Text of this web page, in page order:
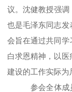
议。沈健教授强调
也是毛泽东同志发
会旨在通过共同
白求恩精神，以
建设的工作实际为
参会全体成